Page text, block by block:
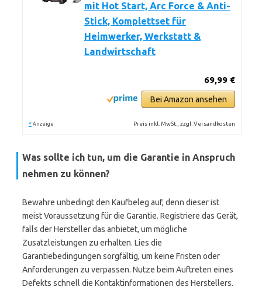
mit Hot Start, Arc Force & Anti-
Stick, Komplettset für
Heimwerker, Werkstatt &
Landwirtschaft
69,99 €
Bei Amazon ansehen
* Anzeige Preis inkl. MwSt., zzgl. Versandkosten
Was sollte ich tun, um die Garantie in Anspruch
nehmen zu können?
Bewahre unbedingt den Kaufbeleg auf, denn dieser ist
meist Voraussetzung für die Garantie. Registriere das Gerät,
falls der Hersteller das anbietet, um mögliche
Zusatzleistungen zu erhalten. Lies die
Garantiebedingungen sorgfältig, um keine Fristen oder
Anforderungen zu verpassen. Nutze beim Auftreten eines
Defekts schnell die Kontaktinformationen des Herstellers.